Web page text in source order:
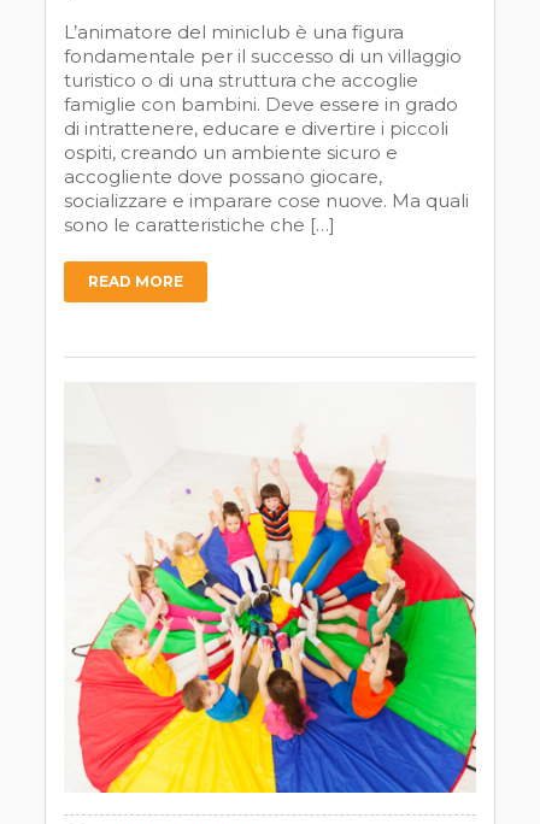
L’animatore del miniclub è una figura
fondamentale per il successo di un villaggio
turistico o di una struttura che accoglie
famiglie con bambini. Deve essere in grado
di intrattenere, educare e divertire i piccoli
ospiti, creando un ambiente sicuro e
accogliente dove possano giocare,
socializzare e imparare cose nuove. Ma quali
sono le caratteristiche che […]
READ MORE